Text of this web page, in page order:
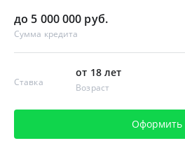
до 5 000 000 руб.
Сумма кредита
Ставка
от 18 лет
Возраст
Оформить